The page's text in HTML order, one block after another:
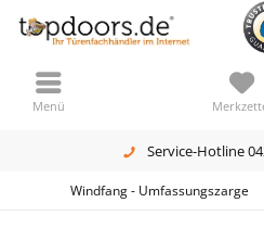
Service-Hotline
Menü
Windfang - Umfassungszarge